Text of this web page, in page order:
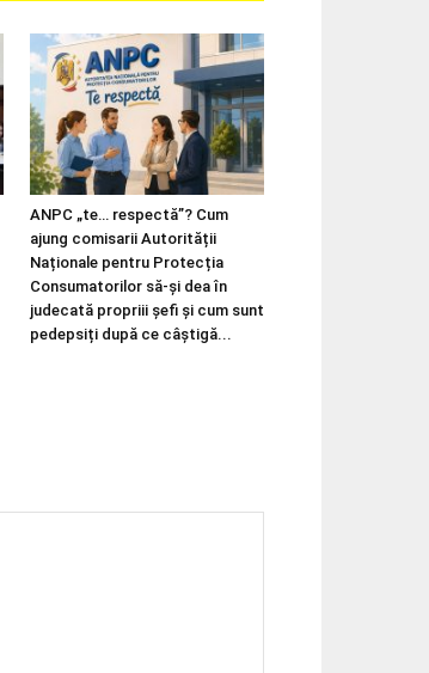
ANPC „te… respectă”? Cum
ajung comisarii Autorității
Naționale pentru Protecția
Consumatorilor să-și dea în
judecată propriii șefi și cum sunt
pedepsiți după ce câștigă...